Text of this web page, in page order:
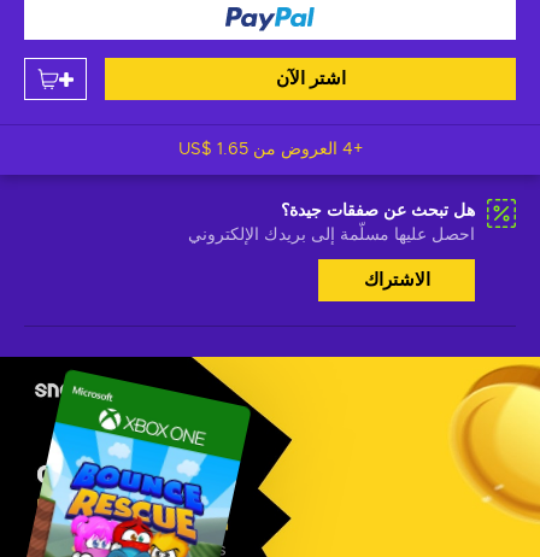
اشتر الآن
+4 العروض من US$ 1.65
هل تبحث عن صفقات جيدة؟
احصل عليها مسلّمة إلى بريدك الإلكتروني
الاشتراك